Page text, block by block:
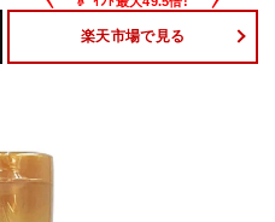
楽天市場で見る